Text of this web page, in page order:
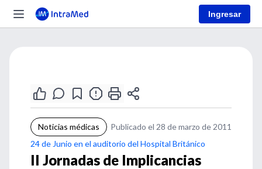
Ingresar
Noticias médicas
Publicado el 28 de marzo de 2011
24 de Junio en el auditorio del Hospital Británico
II Jornadas de Implicancias